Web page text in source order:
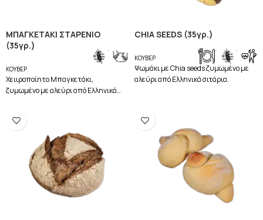
ΜΠΑΓΚΕΤΑΚΙ ΣΤΑΡΕΝΙΟ
(35γρ.)
ΚΟΥΒΕΡ
,
Χειιροποίητο Mπαγκετάκι,
ζυμωμένο με αλεύρι από Ελληνικά
CHIA SEEDS (35γρ.)
ΚΟΥΒΕΡ
, ,
Ψωμάκι με Chia seeds ζυμωμένο με
αλεύρι από Ελληνικά σιτάρια.